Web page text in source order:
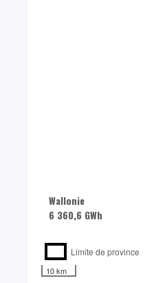
Wallonie
6 360,6 GWh
Limite de province
10 km